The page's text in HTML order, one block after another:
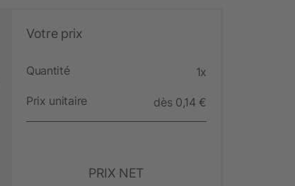
Votre prix
Quantité 1x
Prix unitaire dès 0,14 €
PRIX NET